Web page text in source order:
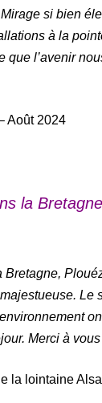
Mirage si bien
à la
que l’avenir
Août 2024
la
Le
Merci à
la lointaine